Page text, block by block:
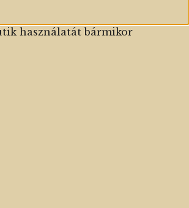
használatát bármikor